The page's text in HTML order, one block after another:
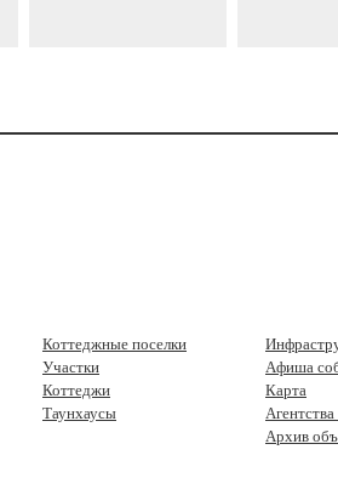
Коттеджные поселки
Участки
Коттеджи
Таунхаусы
Афиша
Карта
Архив